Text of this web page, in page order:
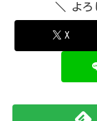
＼ よろ
X